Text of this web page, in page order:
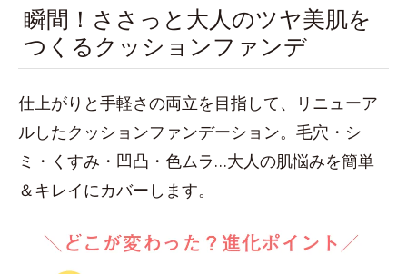
瞬間！ささっと大人のツヤ美肌を
つくるクッションファンデ
仕上がりと手軽さの両立を目指して、リニューア
ルしたクッションファンデーション。毛穴・シ
ミ・くすみ・凹凸・色ムラ…大人の肌悩みを簡単
＆キレイにカバーします。